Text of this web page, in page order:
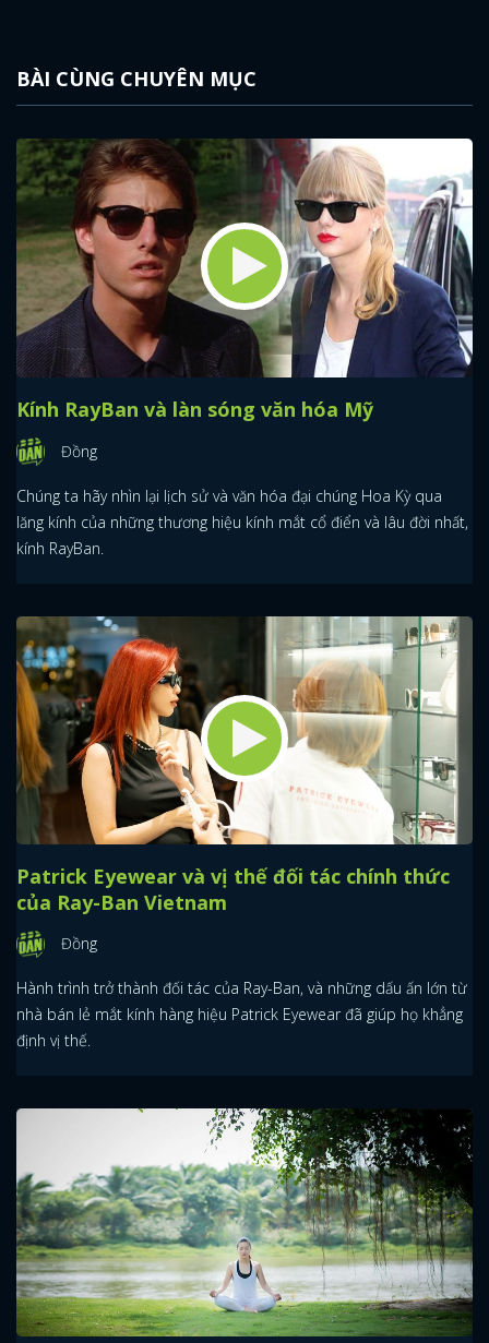
BÀI CÙNG CHUYÊN MỤC
Kính RayBan và làn sóng văn hóa Mỹ
Đồng
Chúng ta hãy nhìn lại lịch sử và văn hóa đại chúng Hoa Kỳ qua
lăng kính của những thương hiệu kính mắt cổ điển và lâu đời nhất,
kính RayBan.
Patrick Eyewear và vị thế đối tác chính thức
của Ray-Ban Vietnam
Đồng
Hành trình trở thành đối tác của Ray-Ban, và những dấu ấn lớn từ
nhà bán lẻ mắt kính hàng hiệu Patrick Eyewear đã giúp họ khẳng
định vị thế.